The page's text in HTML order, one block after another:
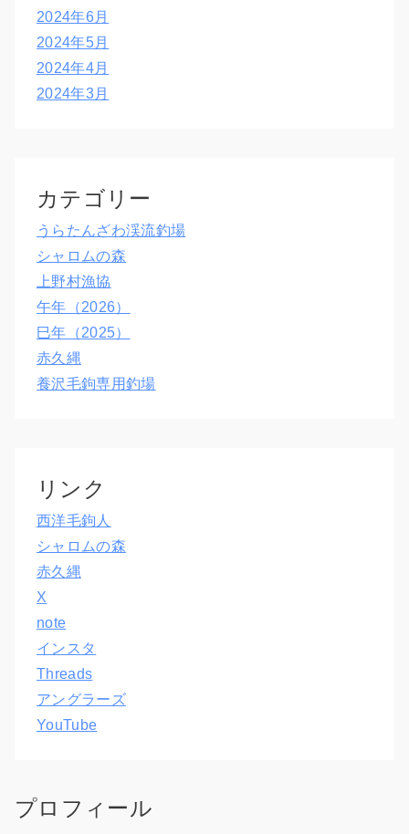
2024年6月
2024年5月
2024年4月
2024年3月
カテゴリー
うらたんざわ渓流釣場
シャロムの森
上野村漁協
午年（2026）
巳年（2025）
赤久縄
養沢毛鉤専用釣場
リンク
西洋毛鉤人
シャロムの森
赤久縄
X
note
インスタ
Threads
アングラーズ
YouTube
プロフィール